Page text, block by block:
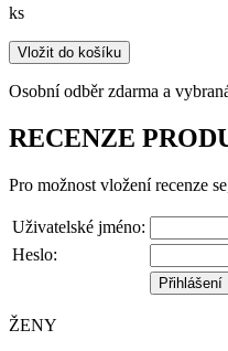
ks
Vložit do košíku
Osobní odběr zdarma a
RECENZE
Pro možnost vložení recenze
Uživatelské jméno:
Heslo:
ŽENY